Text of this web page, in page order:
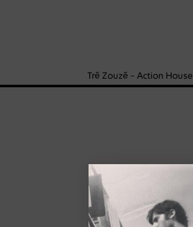
Trē Zouzē - Action House